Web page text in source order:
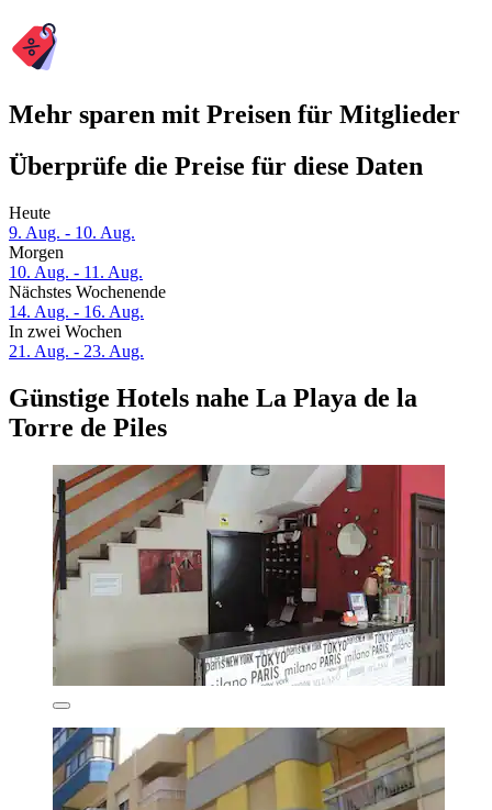
Mehr sparen mit Preisen für Mitglieder
Überprüfe die Preise für diese Daten
Heute
9. Aug. - 10. Aug.
Morgen
10. Aug. - 11. Aug.
Nächstes Wochenende
14. Aug. - 16. Aug.
In zwei Wochen
21. Aug. - 23. Aug.
Günstige Hotels nahe La Playa de la
Torre de Piles